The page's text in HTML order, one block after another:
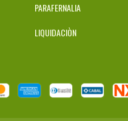
PARAFERNALIA
LIQUIDACIÒN